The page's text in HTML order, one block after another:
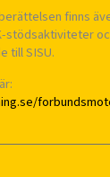
finns
stödsaktiviteter
till SISU.